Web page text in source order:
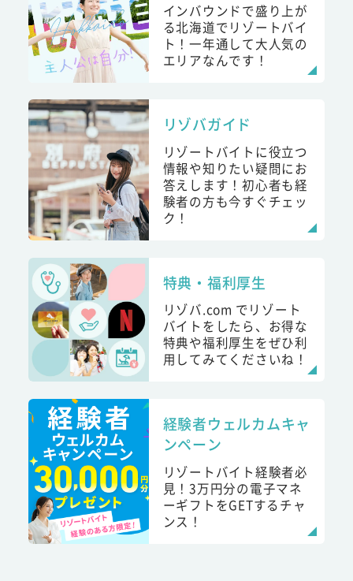
インバウンドで盛り上が
る北海道でリゾートバイ
ト！一年通して大人気の
エリアなんです！
リゾバガイド
リゾートバイトに役立つ
情報や知りたい疑問にお
答えします！初心者も経
験者の方も今すぐチェッ
ク！
特典・福利厚生
リゾバ.com でリゾート
バイトをしたら、お得な
特典や福利厚生をぜひ利
用してみてくださいね！
経験者ウェルカムキャ
ンペーン
リゾートバイト経験者必
見！3万円分の電子マネ
ーギフトをGETするチャ
ンス！